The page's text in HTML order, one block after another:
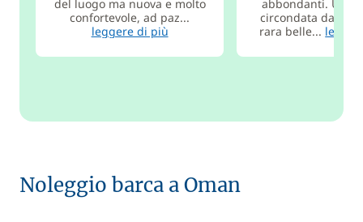
del luogo ma nuova e molto
confortevole, ad paz...
leggere di più
abbondanti. Una
circondata da
rara belle...
Noleggio barca a Oman